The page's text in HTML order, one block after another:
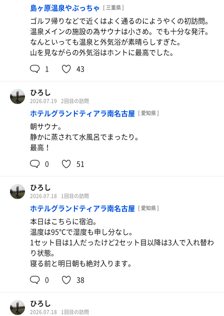
島ヶ原温泉やぶっちゃ [ 三重県 ]
ゴルフ帰りなどで近くはよく通るのにようやくの初訪問。
温泉メインの施設の為サウナは小さめ。でも十分な発汗。
なんといっても温泉と外気浴が素晴らしすぎた。
山を見ながらの外気浴はホントに最高でした。
1
43
ひろし
2026.07.19 2回目の訪問
ホテルグランドティアラ南名古屋 [ 愛知県 ]
朝サウナ。
静かに蒸されて水風呂でまったり。
最高！
0
51
ひろし
2026.07.18 1回目の訪問
ホテルグランドティアラ南名古屋 [ 愛知県 ]
本日はこちらに宿泊。
温度は95℃で湿度も申し分なし。
1セット目は1人だったけど2セット目以降は3人で入れ替わ
り状態。
寝る前と明日朝も絶対入ります。
0
38
ひろし
2026.07.18 1回目の訪問